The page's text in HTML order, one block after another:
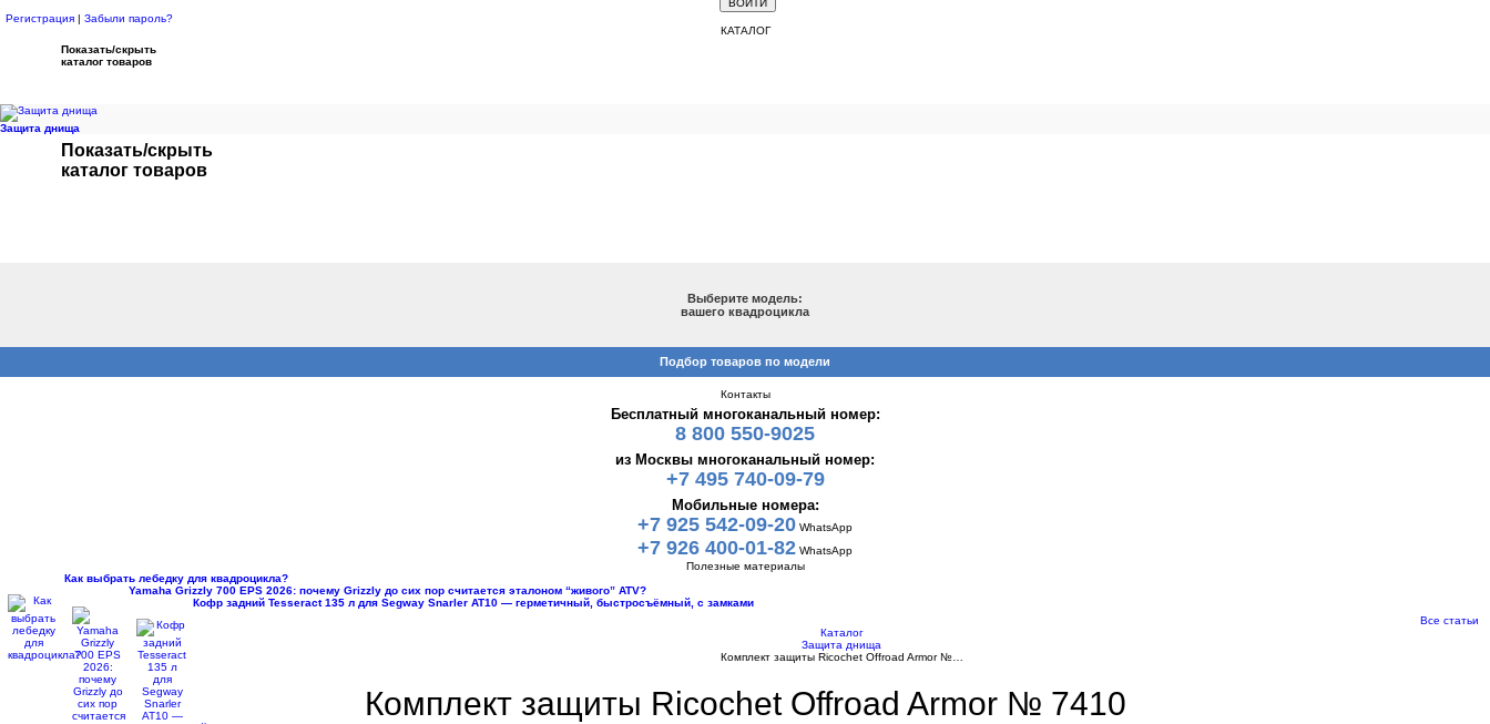
Регистрация
Забыли пароль?
КАТАЛОГ
Показать/скрыть
каталог товаров
Защита днища
Показать/скрыть
каталог товаров
Выберите модель:
вашего квадроцикла
Подбор товаров по модели
Контакты
Бесплатный многоканальный номер:
8 800 550-9025
из Москвы многоканальный номер:
+7 495 740-09-79
Мобильные номера:
+7 925 542-09-20 WhatsApp
+7 926 400-01-82 WhatsApp
Полезные материалы
Как выбрать лебедку для квадроцикла?
Yamaha Grizzly 700 EPS 2026: почему Grizzly до сих пор считается эталоном “живого” ATV?
Кофр задний Tesseract 135 л для Segway Snarler AT10 — герметичный, быстросъёмный, с замками
Все статьи
Каталог
Защита днища
Комплект защиты Ricochet Offroad Armor №…
Комплект защиты Ricochet Offroad Armor № 7410